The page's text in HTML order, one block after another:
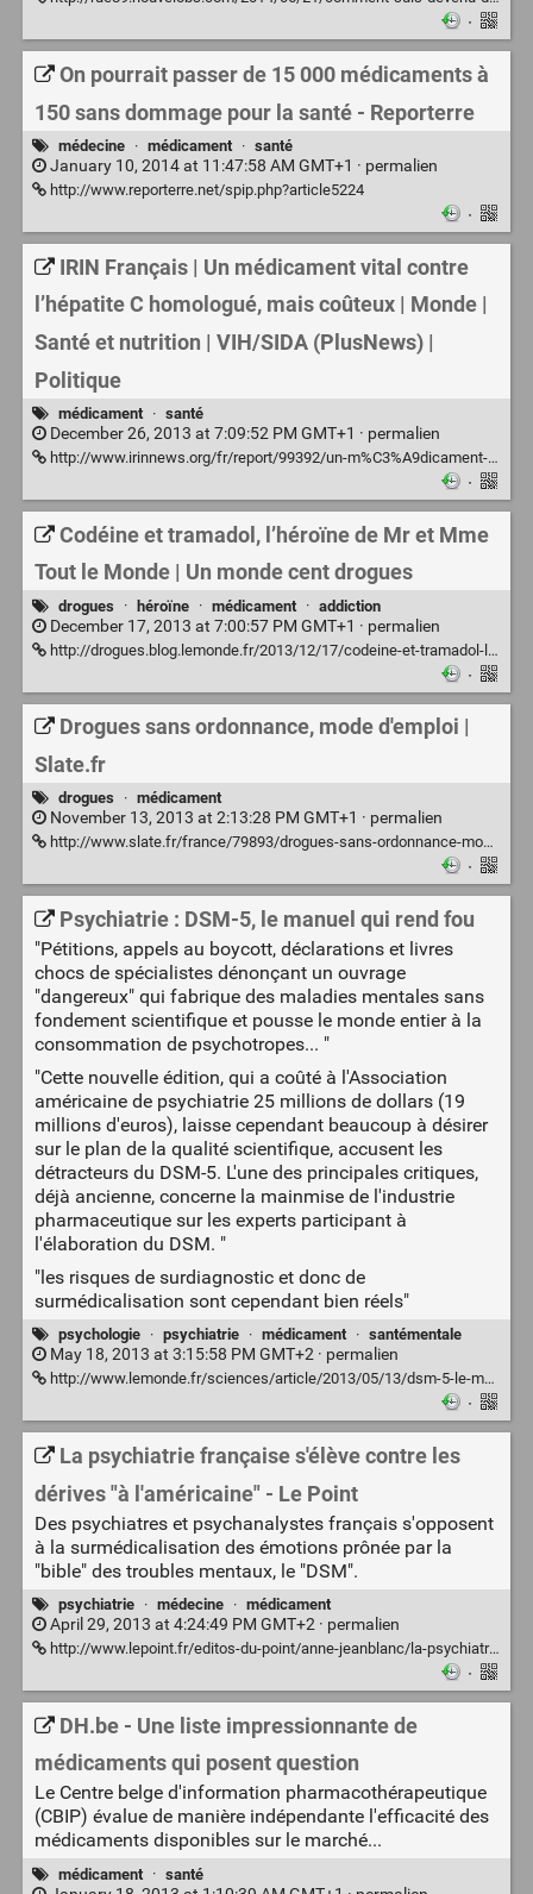
·
On pourrait passer de 15 000 médicaments à
150 sans dommage pour la santé - Reporterre
médecine · médicament · santé
January 10, 2014 at 11:47:58 AM GMT+1 · permalien
http://www.reporterre.net/spip.php?article5224
·
IRIN Français | Un médicament vital contre
l’hépatite C homologué, mais coûteux | Monde |
Santé et nutrition | VIH/SIDA (PlusNews) |
Politique
médicament · santé
December 26, 2013 at 7:09:52 PM GMT+1 · permalien
http://www.irinnews.org/fr/report/99392/un-m%C3%A9dicament-vital-contre-l-h%C3%A9patite-c-homologu%C3%A9-mais-co%C3%BBteux
·
Codéine et tramadol, l’héroïne de Mr et Mme
Tout le Monde | Un monde cent drogues
drogues · héroïne · médicament · addiction
December 17, 2013 at 7:00:57 PM GMT+1 · permalien
http://drogues.blog.lemonde.fr/2013/12/17/codeine-et-tramadol-lheroine-de-mr-et-mme-tout-le-monde/
·
Drogues sans ordonnance, mode d'emploi |
Slate.fr
drogues · médicament
November 13, 2013 at 2:13:28 PM GMT+1 · permalien
http://www.slate.fr/france/79893/drogues-sans-ordonnance-mode-emploi
·
Psychiatrie : DSM-5, le manuel qui rend fou
"Pétitions, appels au boycott, déclarations et livres
chocs de spécialistes dénonçant un ouvrage
"dangereux" qui fabrique des maladies mentales sans
fondement scientifique et pousse le monde entier à la
consommation de psychotropes... "
"Cette nouvelle édition, qui a coûté à l'Association
américaine de psychiatrie 25 millions de dollars (19
millions d'euros), laisse cependant beaucoup à désirer
sur le plan de la qualité scientifique, accusent les
détracteurs du DSM-5. L'une des principales critiques,
déjà ancienne, concerne la mainmise de l'industrie
pharmaceutique sur les experts participant à
l'élaboration du DSM. "
"les risques de surdiagnostic et donc de
surmédicalisation sont cependant bien réels"
psychologie · psychiatrie · médicament · santémentale
May 18, 2013 at 3:15:58 PM GMT+2 · permalien
http://www.lemonde.fr/sciences/article/2013/05/13/dsm-5-le-manuel-qui-rend-fou_3176452_1650684.html
·
La psychiatrie française s'élève contre les
dérives "à l'américaine" - Le Point
Des psychiatres et psychanalystes français s'opposent
à la surmédicalisation des émotions prônée par la
"bible" des troubles mentaux, le "DSM".
psychiatrie · médecine · médicament
April 29, 2013 at 4:24:49 PM GMT+2 · permalien
http://www.lepoint.fr/editos-du-point/anne-jeanblanc/la-psychiatrie-francaise-s-eleve-contre-les-derives-a-l-americaine-22-04-2013-1657910_57.php
·
DH.be - Une liste impressionnante de
médicaments qui posent question
Le Centre belge d'information pharmacothérapeutique
(CBIP) évalue de manière indépendante l'efficacité des
médicaments disponibles sur le marché...
médicament · santé